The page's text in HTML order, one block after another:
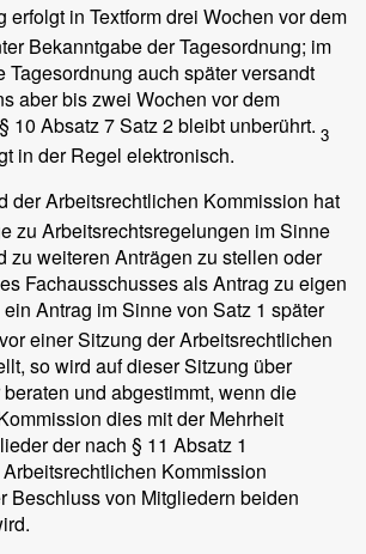
erfolgt in Textform drei Wochen vor dem
Bekanntgabe der Tagesordnung; im
Tagesordnung auch später versandt
aber bis zwei Wochen vor dem
§ 10 Absatz 7 Satz 2 bleibt unberührt. 3
in der Regel elektronisch.
der Arbeitsrechtlichen Kommission hat
zu Arbeitsrechtsregelungen im Sinne
zu weiteren Anträgen zu stellen oder
Fachausschusses als Antrag zu eigen
Antrag im Sinne von Satz 1 später
einer Sitzung der Arbeitsrechtlichen
so wird auf dieser Sitzung über
und abgestimmt, wenn die
dies mit der Mehrheit
der nach § 11 Absatz 1
Kommission
Beschluss von Mitgliedern beiden